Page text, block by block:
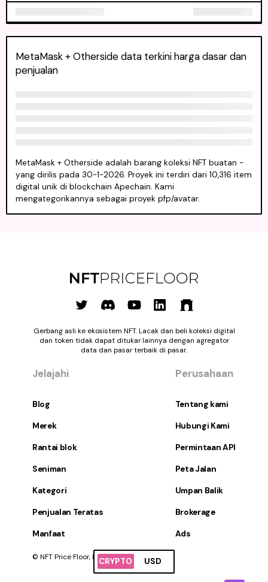
CRYPTO USD
MetaMask + Otherside data terkini harga dasar dan
penjualan
MetaMask + Otherside adalah barang koleksi NFT buatan -
yang dirilis pada 30-1-2026. Proyek ini terdiri dari 10,316 item
digital unik di blockchain Apechain. Kami
mengategorikannya sebagai proyek pfp/avatar.
Gerbang asli ke ekosistem NFT. Lacak dan beli koleksi digital
dan token tidak dapat ditukar lainnya dengan agregator
data dan pasar terbaik di pasar.
Jelajahi
Blog
Merek
Rantai blok
Seniman
Kategori
Penjualan Teratas
Manfaat
Perusahaan
Tentang kami
Hubungi Kami
Permintaan API
Peta Jalan
Umpan Balik
Brokerage
Ads
© NFT Price Floor, Inc. Hak Cipta Dilindungi.